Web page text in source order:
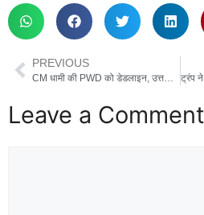
PREVIOUS
Leave a Comment